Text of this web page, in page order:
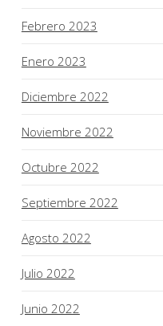
Febrero 2023
Enero 2023
Diciembre 2022
Noviembre 2022
Octubre 2022
Septiembre 2022
Agosto 2022
Julio 2022
Junio 2022